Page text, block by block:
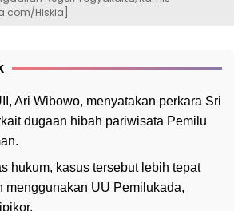
Hiskia]
Ari Wibowo, menyatakan perkara Sri
dugaan hibah pariwisata Pemilu
hukum, kasus tersebut lebih tepat
menggunakan UU Pemilukada,